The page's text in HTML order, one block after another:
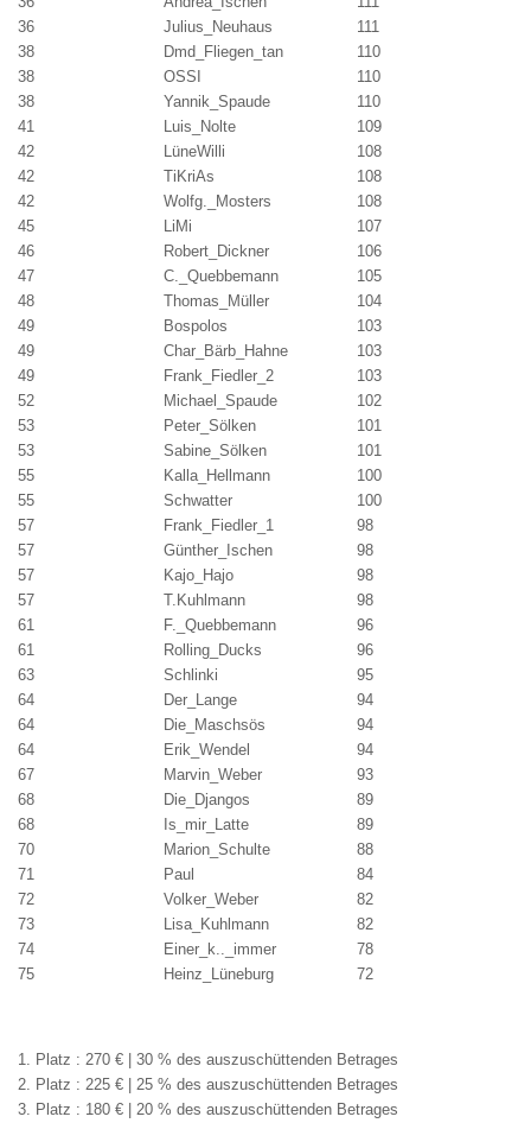
36
Julius_Neuhaus
111
38
Dmd_Fliegen_tan
110
38
OSSI
110
38
Yannik_Spaude
110
41
Luis_Nolte
109
42
LüneWilli
108
42
TiKriAs
108
42
Wolfg._Mosters
108
45
LiMi
107
46
Robert_Dickner
106
47
C._Quebbemann
105
48
Thomas_Müller
104
49
Bospolos
103
49
Char_Bärb_Hahne
103
49
Frank_Fiedler_2
103
52
Michael_Spaude
102
53
Peter_Sölken
101
53
Sabine_Sölken
101
55
Kalla_Hellmann
100
55
Schwatter
100
57
Frank_Fiedler_1
98
57
Günther_Ischen
98
57
Kajo_Hajo
98
57
T.Kuhlmann
98
61
F._Quebbemann
96
61
Rolling_Ducks
96
63
Schlinki
95
64
Der_Lange
94
64
Die_Maschsös
94
64
Erik_Wendel
94
67
Marvin_Weber
93
68
Die_Djangos
89
68
Is_mir_Latte
89
70
Marion_Schulte
88
71
Paul
84
72
Volker_Weber
82
73
Lisa_Kuhlmann
82
74
Einer_k.._immer
78
75
Heinz_Lüneburg 72
1. Platz : 270 € | 30 % des auszuschüttenden Betrages
2. Platz : 225 € | 25 % des auszuschüttenden Betrages
3. Platz : 180 € | 20 % des auszuschüttenden Betrages